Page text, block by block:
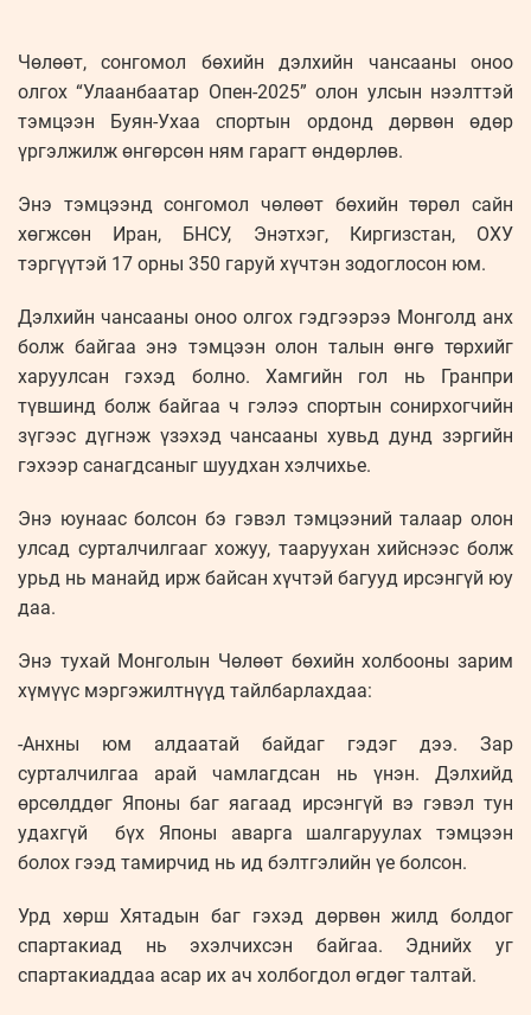
Чөлөөт, сонгомол бөхийн дэлхийн чансааны оноо
олгох “Улаанбаатар Опен-2025” олон улсын нээлттэй
тэмцээн Буян-Ухаа спортын ордонд дөрвөн өдөр
үргэлжилж өнгөрсөн ням гарагт өндөрлөв.
Энэ тэмцээнд сонгомол чөлөөт бөхийн төрөл сайн
хөгжсөн Иран, БНСУ, Энэтхэг, Киргизстан, ОХУ
тэргүүтэй 17 орны 350 гаруй хүчтэн зодоглосон юм.
Дэлхийн чансааны оноо олгох гэдгээрээ Монголд анх
болж байгаа энэ тэмцээн олон талын өнгө төрхийг
харуулсан гэхэд болно. Хамгийн гол нь Гранпри
түвшинд болж байгаа ч гэлээ спортын сонирхогчийн
зүгээс дүгнэж үзэхэд чансааны хувьд дунд зэргийн
гэхээр санагдсаныг шуудхан хэлчихье.
Энэ юунаас болсон бэ гэвэл тэмцээний талаар олон
улсад сурталчилгааг хожуу, тааруухан хийснээс болж
урьд нь манайд ирж байсан хүчтэй багууд ирсэнгүй юу
даа.
Энэ тухай Монголын Чөлөөт бөхийн холбооны зарим
хүмүүс мэргэжилтнүүд тайлбарлахдаа:
-Анхны юм алдаатай байдаг гэдэг дээ. Зар
сурталчилгаа арай чамлагдсан нь үнэн. Дэлхийд
өрсөлддөг Японы баг яагаад ирсэнгүй вэ гэвэл тун
удахгүй бүх Японы аварга шалгаруулах тэмцээн
болох гээд тамирчид нь ид бэлтгэлийн үе болсон.
Урд хөрш Хятадын баг гэхэд дөрвөн жилд болдог
спартакиад нь эхэлчихсэн байгаа. Эднийх уг
спартакиаддаа асар их ач холбогдол өгдөг талтай.